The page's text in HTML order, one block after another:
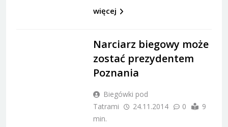
więcej
Narciarz biegowy może
zostać prezydentem
Poznania
Biegówki pod
Tatrami
24.11.2014 0
9
min.